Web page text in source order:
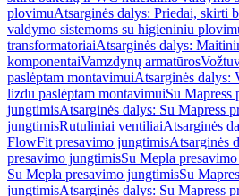
plovimuAtsarginės dalys: Priedai, skirti
valdymo sistemoms su higieniniu
transformatoriaiAtsarginės dalys:
komponentaiVamzdynų armatūros
paslėptam montavimuiAtsarginės dalys:
lizdu paslėptam montavimuiSu Mapress
jungtimisAtsarginės dalys: Su Mapress
jungtimisRutuliniai ventiliaiAtsarginės
FlowFit presavimo jungtimisAtsarginės
presavimo jungtimisSu Mepla
Su Mepla presavimo jungtimisSu
jungtimisAtsarginės dalys: Su Mapress